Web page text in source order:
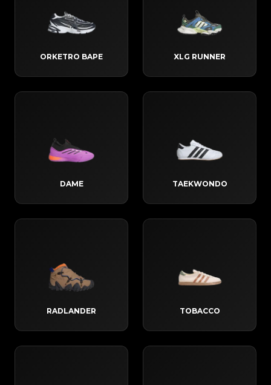
XLG RUNNER
ORKETRO BAPE
TAEKWONDO
DAME
TOBACCO
RADLANDER